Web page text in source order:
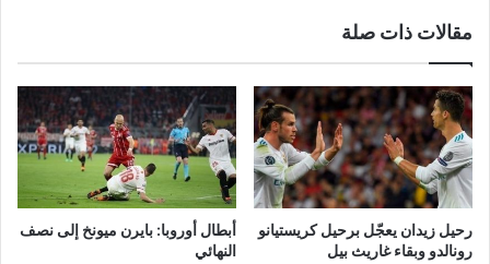
مقالات ذات صلة
رحيل زيدان يعجّل برحيل كريستيانو
رونالدو وبقاء غاريث بيل
أبطال أوروبا: بايرن ميونخ إلى نصف
النهائي